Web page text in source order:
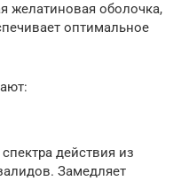
желатиновая оболочка,
оптимальное
действия из
Замедляет